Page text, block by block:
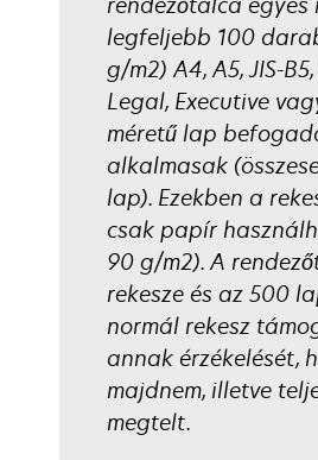
legfeljebb 100
g/m2) A4, A5, JIS-
Legal, Executive
méretű lap
alkalmasak
lap). Ezekben a
csak papír
90 g/m2). A
rekesze és az 500
normál rekesz
annak érzékelését,
majdnem, illetve
megtelt.